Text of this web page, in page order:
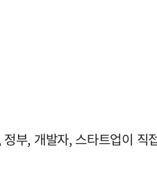
부, 개발자, 스타트업이 직